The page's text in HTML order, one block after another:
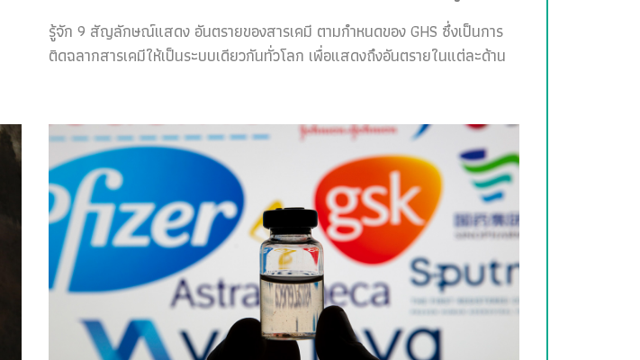
รู้จัก 9 สัญลักษณ์แสดง อันตรายของสารเคมี ตามกำหนดของ GHS ซึ่งเป็นการ
ติดฉลากสารเคมีให้เป็นระบบเดียวกันทั่วโลก เพื่อแสดงถึงอันตรายในแต่ละด้าน